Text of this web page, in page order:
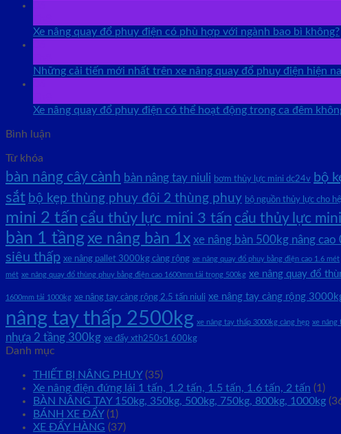
Xe nâng quay đổ phuy điện có phù hợp với ngành bao bì không?
Những cải tiến mới nhất trên xe nâng quay đổ phuy điện hiện
Xe nâng quay đổ phuy điện có thể hoạt động trong ca đêm
Bình luận
Từ khóa
bàn nâng cây cành bàn nâng tay niuli bơm thủy lực mini dc24v bộ
sắt bộ kẹp thùng phuy đôi 2 thùng phuy bộ nguồn thủy lực cho
mini 2 tấn cẩu thủy lực mini 3 tấn cẩu thủy lực
bàn 1 tầngxe nâng bàn 1x xe nâng bàn 500kg nâng cao
siêu thấp xe nâng pallet 3000kg càng rộng xe nâng quay đổ phuy bằng điện cao 1.6 mét
mét xe nâng quay đổ thùng phuy bằng điện cao 1600mm tải trọng 500kg xe nâng quay đổ
1600mm tải 1000kg xe nâng tay càng rộng 2.5 tấn niuli xe nâng tay càng rộng
nâng tay thấp 2500kg xe nâng tay thấp 3000kg càng hẹp xe nâng
nhựa 2 tầng 300kg xe đẩy xth250s1 600kg
Danh mục
THIẾT BỊ NÂNG PHUY(35)
Xe nâng điện đứng lái 1 tấn, 1.2 tấn, 1.5 tấn, 1.6 tấn, 2 tấn (1)
BÀN NÂNG TAY 150kg, 350kg, 500kg, 750kg, 800kg, 1000kg
BÁNH XE ĐẨY(1)
XE ĐẨY HÀNG (37)